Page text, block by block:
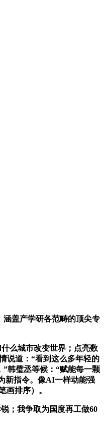
盖产学研各范畴的顶尖专
么城市改变世界；点亮数
说道：“看到这么多年轻的
韩璧丞等候：“赋能每一颗
新指令。像AI一样动能强
画排序）。
；我争取为国度再工做60